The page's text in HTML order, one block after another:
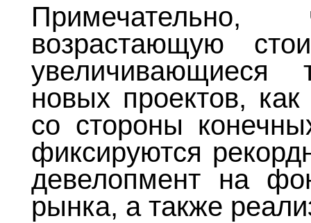
возрастающую
увеличивающиеся
новых проектов,
со стороны
фиксируются
девелопмент на
рынка, а также